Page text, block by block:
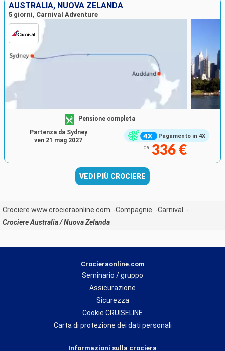
AUSTRALIA, NUOVA ZELANDA
5 giorni, Carnival Adventure
Pagamento in 4X
Pensione completa
da 336 €
Partenza da Sydney
ven 21 mag 2027
VEDI PIÙ CROCIERE
Crociere www.crocieraonline.com Compagnie
Carnival
Crociere Australia / Nuova Zelanda
Crocieraonline.com
Seminario / gruppo
Assicurazione
Sicurezza
Cookie CRUISELINE
Carta di protezione dei dati personali
Informazioni sulla crociera